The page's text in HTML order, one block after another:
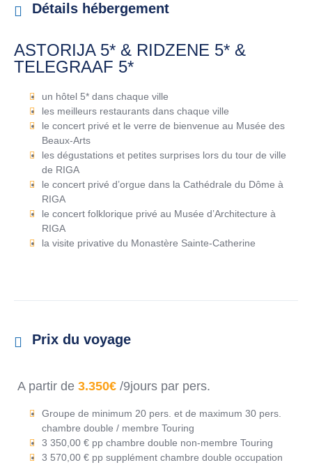
Détails hébergement
ASTORIJA 5* & RIDZENE 5* &
TELEGRAAF 5*
un hôtel 5* dans chaque ville
les meilleurs restaurants dans chaque ville
le concert privé et le verre de bienvenue au Musée des
Beaux-Arts
les dégustations et petites surprises lors du tour de ville
de RIGA
le concert privé d’orgue dans la Cathédrale du Dôme à
RIGA
le concert folklorique privé au Musée d’Architecture à
RIGA
la visite privative du Monastère Sainte-Catherine
Prix du voyage
A partir de 3.350€ /9jours par pers.
Groupe de minimum 20 pers. et de maximum 30 pers.
chambre double / membre Touring
3 350,00 € pp chambre double non-membre Touring
3 570,00 € pp supplément chambre double occupation